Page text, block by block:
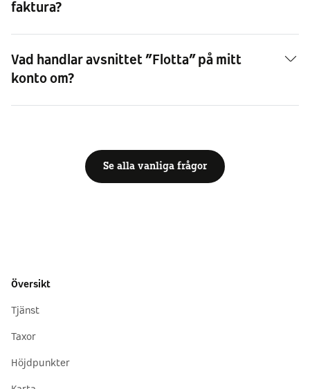
faktura?
Vad handlar avsnittet ”Flotta” på mitt
konto om?
Se alla vanliga frågor
Översikt
Tjänst
Taxor
Höjdpunkter